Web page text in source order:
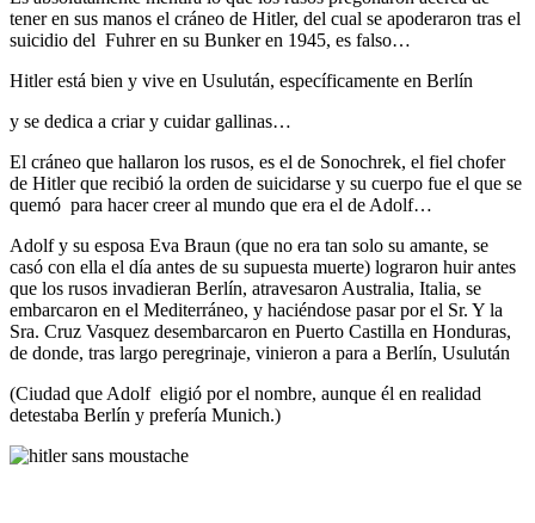
tener en sus manos el cráneo de Hitler, del cual se apoderaron tras el
suicidio del Fuhrer en su Bunker en 1945, es falso…
Hitler está bien y vive en Usulután, específicamente en Berlín
y se dedica a criar y cuidar gallinas…
El cráneo que hallaron los rusos, es el de Sonochrek, el fiel chofer
de Hitler que recibió la orden de suicidarse y su cuerpo fue el que se
quemó para hacer creer al mundo que era el de Adolf…
Adolf y su esposa Eva Braun (que no era tan solo su amante, se
casó con ella el día antes de su supuesta muerte) lograron huir antes
que los rusos invadieran Berlín, atravesaron Australia, Italia, se
embarcaron en el Mediterráneo, y haciéndose pasar por el Sr. Y la
Sra. Cruz Vasquez desembarcaron en Puerto Castilla en Honduras,
de donde, tras largo peregrinaje, vinieron a para a Berlín, Usulután
(Ciudad que Adolf eligió por el nombre, aunque él en realidad
detestaba Berlín y prefería Munich.)